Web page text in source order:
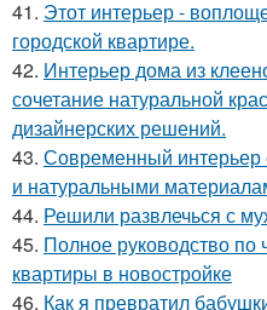
41. Этот интерьер -
городской квартире.
42. Интерьер дома из
сочетание натуральной
дизайнерских решений.
43. Современный
и натуральными
44. Решили развлечься с
45. Полное руководство по
квартиры в новостройке
46. Как я превратил